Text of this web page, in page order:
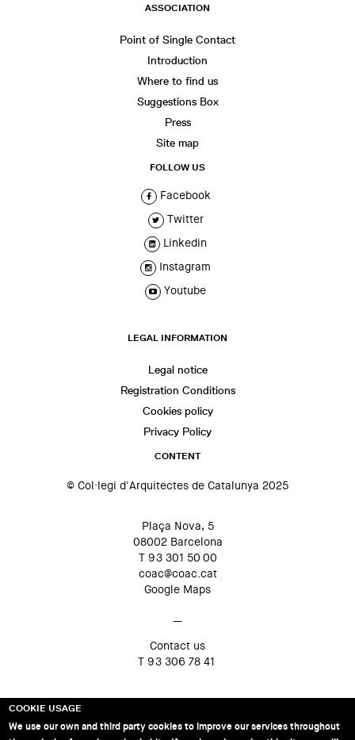
ASSOCIATION
Point of Single Contact
Introduction
Where to find us
Suggestions Box
Press
Site map
FOLLOW US
Facebook
Twitter
Linkedin
Instagram
Youtube
LEGAL INFORMATION
Legal notice
Registration Conditions
Cookies policy
Privacy Policy
CONTENT
© Col·legi d'Arquitectes de Catalunya 2025
Plaça Nova, 5
08002 Barcelona
T 93 301 50 00
coac@coac.cat
Google Maps
—
Contact us
T 93 306 78 41
COOKIE USAGE
We use our own and third party cookies to improve our services throughout